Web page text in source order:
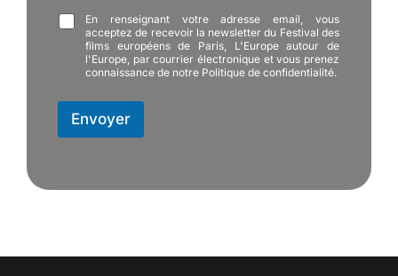
En renseignant votre adresse email, vous
acceptez de recevoir la newsletter du Festival des
films européens de Paris, L'Europe autour de
l'Europe, par courrier électronique et vous prenez
connaissance de notre Politique de confidentialité.
Envoyer